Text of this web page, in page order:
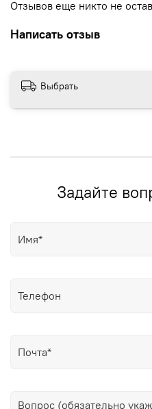
Отзывов еще никто не
Написать отзыв
Выбрать
Задайте